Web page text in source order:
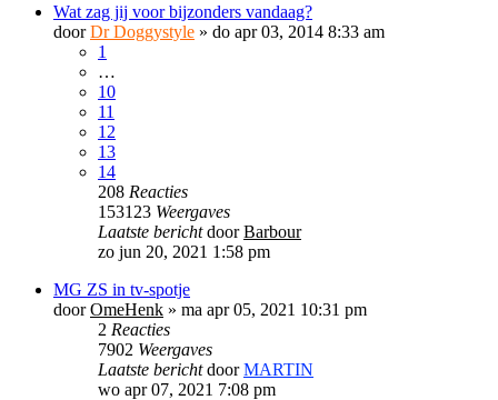
Wat zag jij voor bijzonders vandaag?
doorDr Doggystyle » do apr 03, 2014 8:33 am
1
…
10
11
12
13
14
208 Reacties
153123 Weergaves
Laatste berichtdoorBarbour
zo jun 20, 2021 1:58 pm
MG ZS in tv-spotje
doorOmeHenk » ma apr 05, 2021 10:31 pm
2 Reacties
7902 Weergaves
Laatste berichtdoorMARTIN
wo apr 07, 2021 7:08 pm